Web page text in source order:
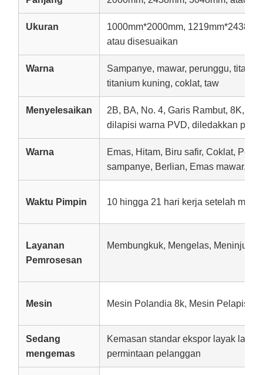
Ukuran
1000mm*2000mm,
atau disesuaikan
Warna
Sampanye, mawar, perunggu,
titanium kuning, coklat, taw
Menyelesaikan
2B, BA, No. 4, Garis Rambut, 8K,
dilapisi warna PVD, diledakkan
Warna
Emas, Hitam, Biru safir, Coklat,
sampanye, Berlian, Emas mawar,
Waktu Pimpin 10 hingga 21 hari kerja setelah
Layanan
Pemrosesan
Membungkuk, Mengelas, Meninju,
Mesin Mesin Polandia 8k, Mesin Pelapis
Sedang
mengemas
Kemasan standar ekspor layak laut,
permintaan pelanggan